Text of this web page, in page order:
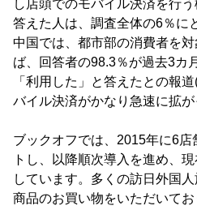
し店頭でのモバイル決済を行
答えた人は、調査全体の6％に
中国では、都市部の消費者を
ば、回答者の98.3％が過去3カ
「利用した」と答えたとの報
バイル決済がかなり急速に拡が
ブックオフでは、2015年に6
トし、以降順次導入を進め、
しています。多くの訪日外国
商品のお買い物をいただいて